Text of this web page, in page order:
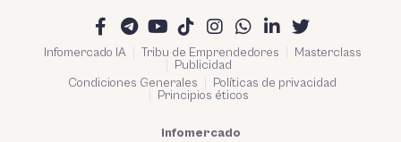
Infomercado IA Tribu de Emprendedores
Masterclass
Publicidad
Condiciones Generales
Políticas de privacidad
Principios éticos
Infomercado